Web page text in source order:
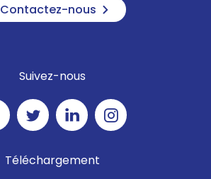
Contactez-nous
Suivez-nous
Téléchargement